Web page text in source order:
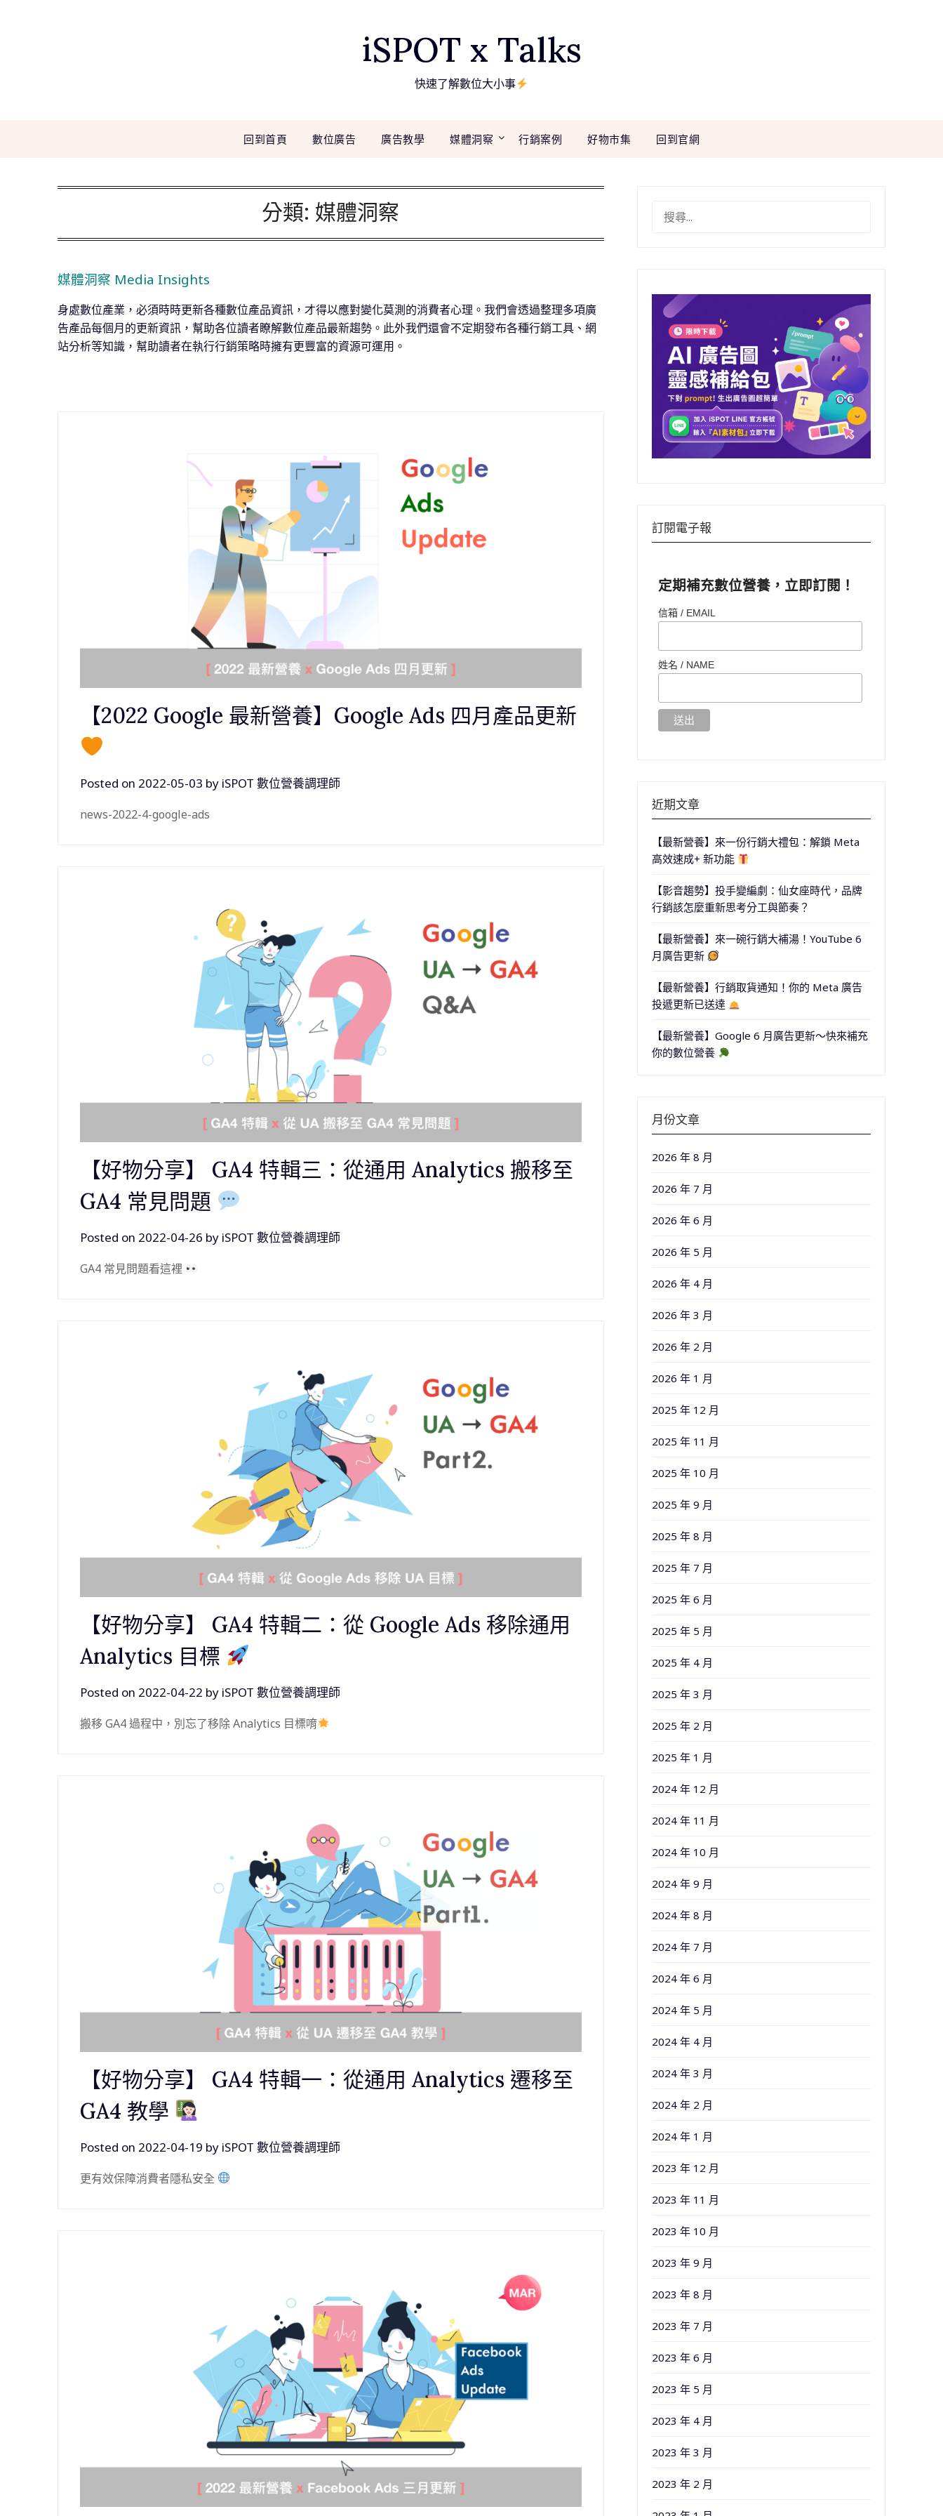
iSPOT x Talks
快速了解數位大小事
回到首頁 數位廣告 廣告教學 媒體洞察 行銷案例 好物市集 回到官網
分類: 媒體洞察
媒體洞察 Media Insights
身處數位產業，必須時時更新各種數位產品資訊，才得以應對變化莫測的消費者心理。我們會透過整理多項廣
告產品每個月的更新資訊，幫助各位讀者瞭解數位產品最新趨勢。此外我們還會不定期發布各種行銷工具、網
站分析等知識，幫助讀者在執行行銷策略時擁有更豐富的資源可運用。
【2022 Google 最新營養】Google Ads 四月產品更新
Posted on 2022-05-03 by iSPOT 數位營養調理師
news-2022-4-google-ads
【好物分享】 GA4 特輯三：從通用 Analytics 搬移至
GA4 常見問題
Posted on 2022-04-26 by iSPOT 數位營養調理師
GA4 常見問題看這裡
【好物分享】 GA4 特輯二：從 Google Ads 移除通用
Analytics 目標
Posted on 2022-04-22 by iSPOT 數位營養調理師
搬移 GA4 過程中，別忘了移除 Analytics 目標唷
【好物分享】 GA4 特輯一：從通用 Analytics 遷移至
GA4 教學
Posted on 2022-04-19 by iSPOT 數位營養調理師
更有效保障消費者隱私安全
訂閱電子報
定期補充數位營養，立即訂閱！
信箱 / EMAIL
姓名 / NAME
近期文章
【最新營養】來一份行銷大禮包：解鎖 Meta
高效速成+ 新功能
【影音趨勢】投手變編劇：仙女座時代，品牌
行銷該怎麼重新思考分工與節奏？
【最新營養】來一碗行銷大補湯！YouTube 6
月廣告更新
【最新營養】行銷取貨通知！你的 Meta 廣告
投遞更新已送達
【最新營養】Google 6 月廣告更新～快來補充
你的數位營養
月份文章
2026 年 8 月
2026 年 7 月
2026 年 6 月
2026 年 5 月
2026 年 4 月
2026 年 3 月
2026 年 2 月
2026 年 1 月
2025 年 12 月
2025 年 11 月
2025 年 10 月
2025 年 9 月
2025 年 8 月
2025 年 7 月
2025 年 6 月
2025 年 5 月
2025 年 4 月
2025 年 3 月
2025 年 2 月
2025 年 1 月
2024 年 12 月
2024 年 11 月
2024 年 10 月
2024 年 9 月
2024 年 8 月
2024 年 7 月
2024 年 6 月
2024 年 5 月
2024 年 4 月
2024 年 3 月
2024 年 2 月
2024 年 1 月
2023 年 12 月
2023 年 11 月
2023 年 10 月
2023 年 9 月
2023 年 8 月
2023 年 7 月
2023 年 6 月
2023 年 5 月
2023 年 4 月
2023 年 3 月
2023 年 2 月